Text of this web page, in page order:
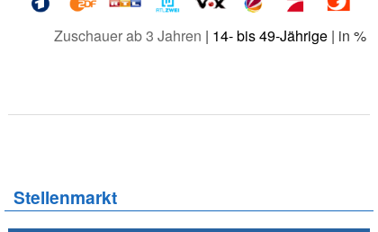
Zuschauer ab 3 Jahren | 14- bis 49-Jährige| in %
Stellenmarkt